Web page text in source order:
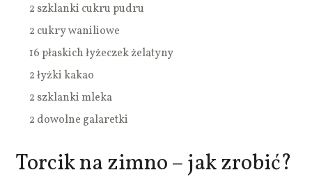
2 szklanki cukru pudru
2 cukry waniliowe
16 płaskich łyżeczek żelatyny
2 łyżki kakao
2 szklanki mleka
2 dowolne galaretki
Torcik na zimno – jak zrobić?